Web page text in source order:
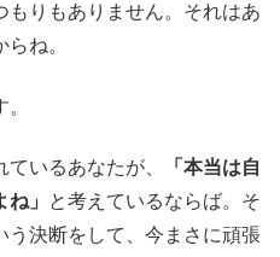
もりもありません。それはあ
ね。
いるあなたが、
「本当は自
」
と考えているならば。そ
う決断をして、今まさに頑張